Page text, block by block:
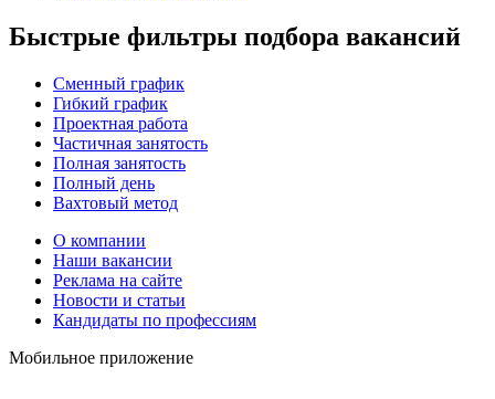
Быстрые фильтры подбора вакансий
Сменный график
Гибкий график
Проектная работа
Частичная занятость
Полная занятость
Полный день
Вахтовый метод
О компании
Наши вакансии
Реклама на сайте
Новости и статьи
Кандидаты по профессиям
Мобильное приложение